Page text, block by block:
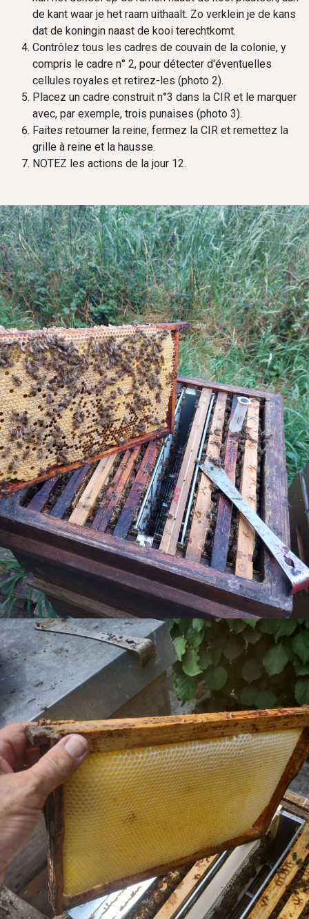
de kant waar je het raam uithaalt. Zo verklein je de kans
dat de koningin naast de kooi terechtkomt.
Contrôlez tous les cadres de couvain de la colonie, y
compris le cadre n° 2, pour détecter d'éventuelles
cellules royales et retirez-les (photo 2).
Placez un cadre construit n°3 dans la CIR et le marquer
avec, par exemple, trois punaises (photo 3).
Faites retourner la reine, fermez la CIR et remettez la
grille à reine et la hausse.
NOTEZ les actions de la jour 12.